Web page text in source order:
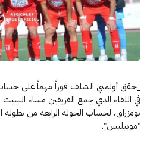
في اللقاء الذي جمع الفريقين مساء
بومزراڨ، لحساب الجولة الرابعة من بطولة
"موبيليس".